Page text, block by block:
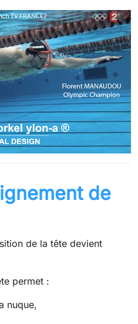
de
de la tête devient
permet :
nuque,